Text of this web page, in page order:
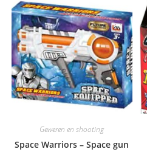
Geweren en shooting
Space Warriors – Space gun